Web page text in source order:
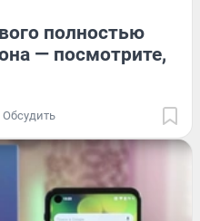
полностью
— посмотрите,
Обсудить